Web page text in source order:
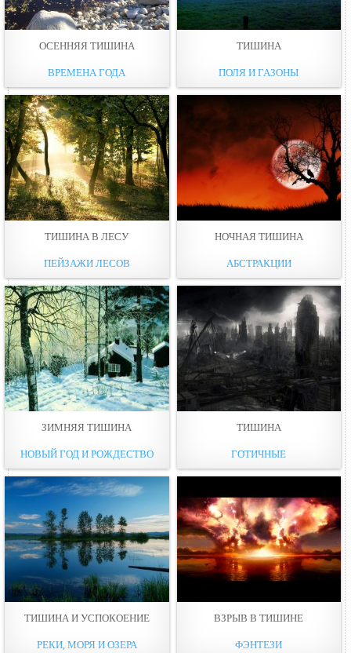
ОСЕННЯЯ ТИШИНА
ВРЕМЕНА ГОДА
ТИШИНА
ПОЛЯ И ГАЗОНЫ
ТИШИНА В ЛЕСУ
ПЕЙЗАЖИ ЛЕСОВ
НОЧНАЯ ТИШИНА
АБСТРАКЦИИ
ЗИМНЯЯ ТИШИНА
НОВЫЙ ГОД И РОЖДЕСТВО
ТИШИНА
ГОТИЧНЫЕ
ТИШИНА И УСПОКОЕНИЕ
РЕКИ, МОРЯ И ОЗЕРА
ВЗРЫВ В ТИШИНЕ
ФЭНТЕЗИ